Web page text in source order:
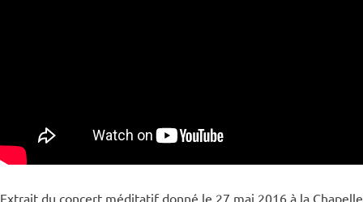
Extrait du concert méditatif donné le 27 mai 2016 à la Chapelle